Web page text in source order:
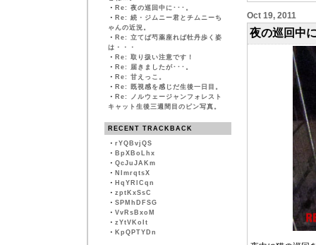
・ Re: 夜の巡回中に･･･。
・ Re: 続・ジムニー君とチムニーち
ゃんの近況。
・ Re: 立てば芍薬座れば牡丹歩く姿
は・・・
・ Re: 取り扱い注意です！
・ Re: 届きましたが･･･。
・ Re: 甘えっこ。
・ Re: 既視感を感じだ生後一日目。
・ Re: ノルウェージャンフォレスト
キャット生後三週間目のピン写真。
RECENT TRACKBACK
・ rYQBvjQS
・ BpXBoLhx
・ QcJuJAKm
・ NImrqtsX
・ HqYRlCqn
・ zptKxSsC
・ SPMhDFSG
・ VvRsBxoM
・ zYtVKoIt
・ KpQPTYDn
Oct 19, 2011
夜の巡回中